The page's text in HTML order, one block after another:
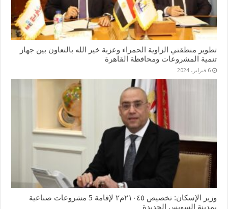
تطوير منطقتي الزاوية الحمراء وعزبة خير الله بالتعاون بين جهاز
تنمية المشروعات ومحافظة القاهرة
6 فبراير، 2024
وزير الإسكان: تخصيص ٢١٠٤٥م٢ لإقامة 5 مشروعات صناعية
بمدينة السويس الجديدة